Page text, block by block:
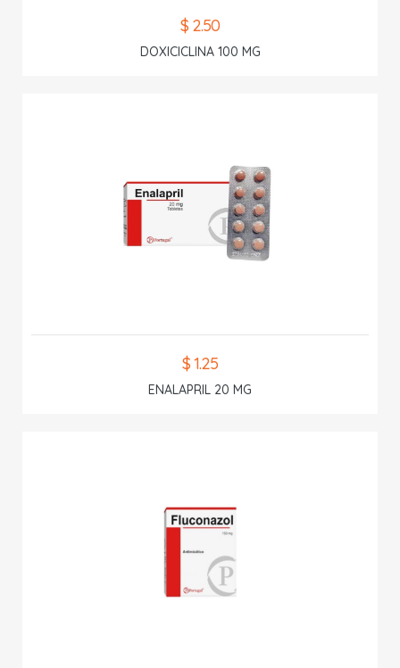
$ 2.50
DOXICICLINA 100 MG
$ 1.25
ENALAPRIL 20 MG